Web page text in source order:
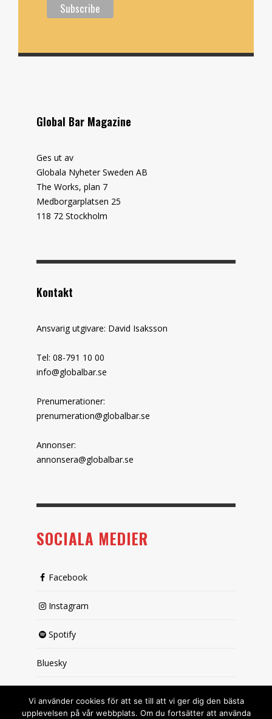
Global Bar Magazine
Ges ut av
Globala Nyheter Sweden AB
The Works, plan 7
Medborgarplatsen 25
118 72 Stockholm
Kontakt
Ansvarig utgivare: David Isaksson
Tel: 08-791 10 00
info@globalbar.se
Prenumerationer:
prenumeration@globalbar.se
Annonser:
annonsera@globalbar.se
SOCIALA MEDIER
Facebook
Instagram
Spotify
Bluesky
Vi använder cookies för att se till att vi ger dig den bästa
upplevelsen på vår webbplats. Om du fortsätter att använda